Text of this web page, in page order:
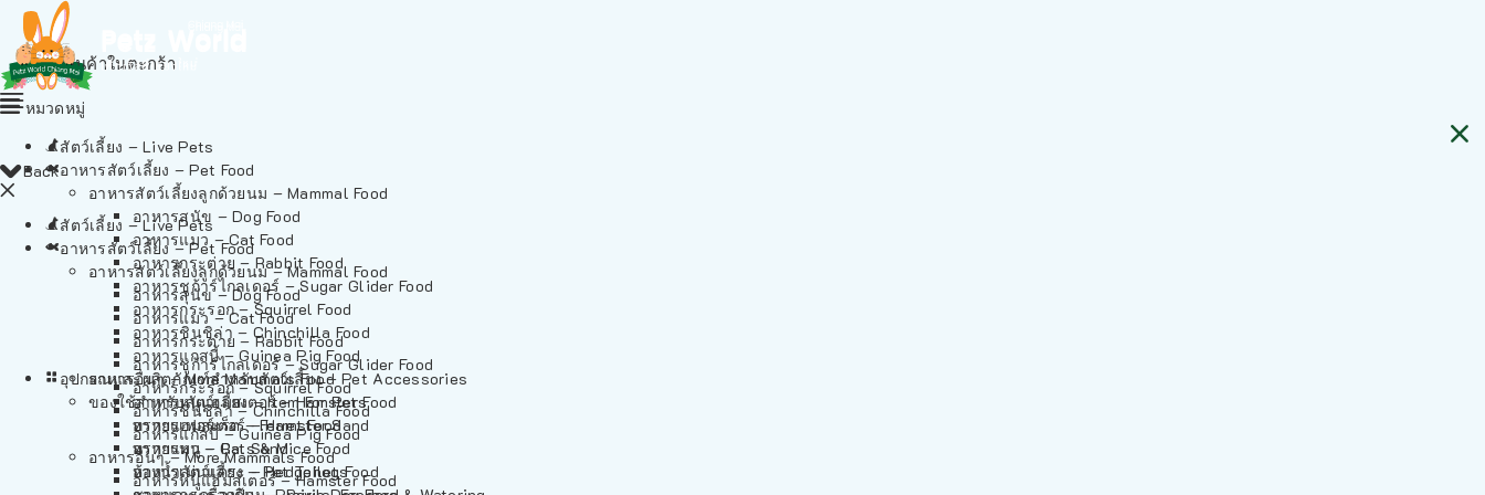
ไม่มีสินค้าในตะกร้า
Back
สัตว์เลี้ยง – Live Pets
อาหารสัตว์เลี้ยง – Pet Food
อาหารสัตว์เลี้ยงลูกด้วยนม – Mammal Food
อาหารสุนัข – Dog Food
อาหารแมว – Cat Food
อาหารกระต่าย – Rabbit Food
อาหารชูก้าร์ไกลเดอร์ – Sugar Glider Food
อาหารกระรอก – Squirrel Food
อาหารชินชิล่า – Chinchilla Food
อาหารแกสบี้ – Guinea Pig Food
อาหารอื่นๆ – More Mammals Food
อาหารหนูแฮมสเตอร์ – Hamster Food
หมวดหมู่
สัตว์เลี้ยง – Live Pets
อาหารสัตว์เลี้ยง – Pet Food
อาหารสัตว์เลี้ยงลูกด้วยนม – Mammal Food
อาหารสุนัข – Dog Food
อาหารแมว – Cat Food
อาหารกระต่าย – Rabbit Food
อาหารชูก้าร์ไกลเดอร์ – Sugar Glider Food
อาหารกระรอก – Squirrel Food
อาหารชินชิล่า – Chinchilla Food
อาหารแกสบี้ – Guinea Pig Food
อาหารอื่นๆ – More Mammals Food
อาหารหนูแฮมสเตอร์ – Hamster Food
อาหารเฟอร์เร็ต – Ferret Food
อาหารหนู – Rats & Mice Food
อาหารเม่นแคระ – Hedgehog Food
อุปกรณและผลิตภัณฑ์สำหรับสัตว์เลี้ยง – Pet Accessories
ของใช้สำหรับสัตว์เลี้ยง – Item For Pets
ทรายแฮมสเตอร์ – Hamster Sand
ทรายแมว – Cat Sand
ห้องน้ำสัตว์เลี้ยง – Pet Toilets